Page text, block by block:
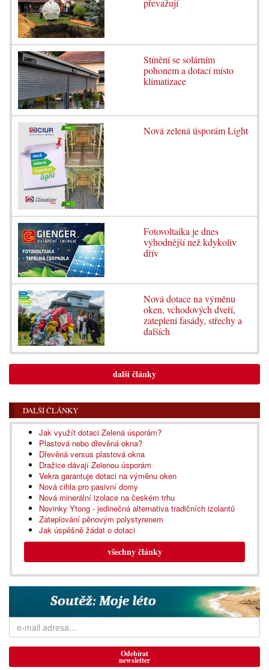
převažují
Stínění se solárním
pohonem a dotací místo
klimatizace
Nová zelená úsporám Light
Fotovoltaika je dnes
výhodnější než kdykoliv
dřív
Nová dotace na výměnu
oken, vchodových dveří,
zateplení fasády, střechy a
dalších
další články
DALŠÍ ČLÁNKY
Jak využít dotaci Zelená úsporám?
Plastová nebo dřevěná okna?
Dřevěná versus plastová okna
Dražice dávají Zelenou úsporám
Vekra garantuje dotaci na výměnu oken
Nová cihla pro pasivní domy
Nová minerální izolace na českém trhu
Novinky Ytong - jedinečná alternativa tradičních izolantů
Zateplování pěnovým polystyrenem
Jak úspěšně žádat o dotaci
všechny články
Odebírat
newsletter